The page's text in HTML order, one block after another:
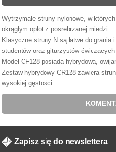
Wytrzymałe struny nylonowe, w
okrągłym oplot z posrebrzanej miedzi.
Klasyczne struny N są łatwe do grania
studentów oraz gitarzystów ćwiczących
Model CF128 posiada hybrydową,
Zestaw hybrydowy CR128 zawiera
wysokiej gęstości.
Zapisz się do newslettera